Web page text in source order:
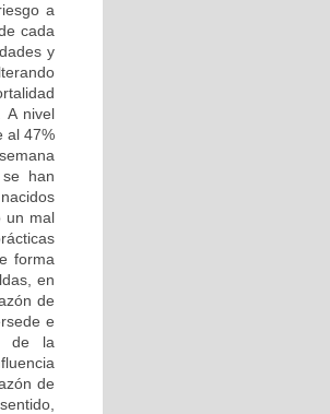
a
cada
y
A nivel
al 47%
han
un mal
forma
en
de
e
de la
de